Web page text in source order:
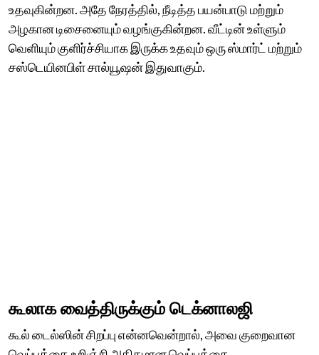
உதவுகின்றன. அதே நேரத்தில், நீடித்த பயன்பாடு மற்றும்
அழகான டிசைனையும் வழங்குகின்றன. வீட்டின் உள்ளும்
வெளியும் குளிர்ச்சியாக இருக்க உதவும் ஒரு ஸ்மார்ட் மற்றும்
சஸ்டெயினபிள் சால்யூஷன் இதுவாகும்.
கூலாக வைத்திருக்கும் டெக்னாலஜி
கூல் டைல்ஸின் சிறப்பு என்னவென்றால், அவை குறைவான